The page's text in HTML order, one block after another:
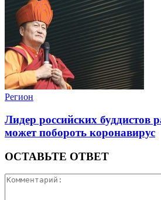
Регион
Лидер российских буддистов
может побороть коронавирус
ОСТАВЬТЕ ОТВЕТ